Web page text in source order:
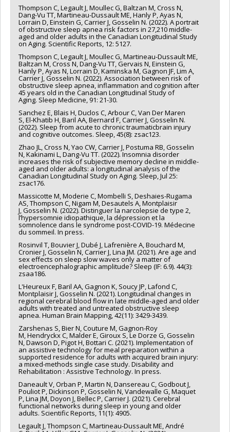
Thompson C, Legault J, Moullec G, Baltzan M, Cross N,
Dang-Vu TT, Martineau-Dussault ME, Hanly P, Ayas N,
Lorrain D, Einstein G, Carrier J, Gosselin N. (2022). A portrait
of obstructive sleep apnea risk factors in 27,210 middle-
aged and older adults in the Canadian Longitudinal Study
on Aging. Scientific Reports, 12: 5127.
Thompson C, Legault J, Moullec G, Martineau-Dussault ME,
Baltzan M, Cross N, Dang-Vu TT, Gervais N, Einstein G,
Hanly P, Ayas N, Lorrain D, Kaminska M, Gagnon JF, Lim A,
Carrier J, Gosselin N. (2022). Association between risk of
obstructive sleep apnea, inflammation and cognition after
45 years old in the Canadian Longitudinal Study of
Aging. Sleep Medicine, 91: 21-30.
Sanchez E, Blais H, Duclos C, Arbour C, Van Der Maren
S, El-Khatib H, Baril AA, Bernard F, Carrier J, Gosselin N.
(2022). Sleep from acute to chronic traumaticbrain injury
and cognitive outcomes. Sleep, 45(8): zsac123.
Zhao JL, Cross N, Yao CW, Carrier J, Postuma RB, Gosselin
N, Kakinami L, Dang-Vu TT. (2022). Insomnia disorder
increases the risk of subjective memory decline in middle-
aged and older adults: a longitudinal analysis of the
Canadian Longitudinal Study on Aging. Sleep, Jul 25:
zsac176.
Massicotte M, Moderie C, Mombelli S, Deshaies-Rugama
AS, Thompson C, Nigam M, Desautels A, Montplaisir
J, Gosselin N. (2022). Distinguer la narcolepsie de type 2,
l’hypersomnie idiopathique, la dépression et la
somnolence dans le syndrome post-COVID-19. Médecine
du sommeil. In press.
Rosinvil T, Bouvier J, Dubé J, Lafrenière A, Bouchard M,
Cronier J, Gosselin N, Carrier J, Lina JM. (2021). Are age and
sex effects on sleep slow waves only a matter of
electroencephalographic amplitude? Sleep (IF: 6.9). 44(3):
zsaa186.
L'Heureux F, Baril AA, Gagnon K, Soucy JP, Lafond C,
Montplaisir J, Gosselin N. (2021). Longitudinal changes in
regional cerebral blood flow in late middle-aged and older
adults with treated and untreated obstructive sleep
apnea. Human Brain Mapping, 42(11): 3429-3439.
Zarshenas S, Bier N, Couture M, Gagnon-Roy
M, Hendryckx C, Malder E, Giroux S, Le Dorze G, Gosselin
N, Dawson D, Pigot H, Bottari C. (2021). Implementation of
an assistive technology for meal preparation within a
supported residence for adults with acquired brain injury:
a mixed-methods single case study. Disability and
Rehabilitation : Assistive Technology. In press.
Daneault V, Orban P, Martin N, Dansereau C, Godbout J,
Pouliot P, Dickinson P, Gosselin N, Vandewalle G, Maquet
P, Lina JM, Doyon J, Bellec P, Carrier J. (2021). Cerebral
functional networks during sleep in young and older
adults. Scientific Reports, 11(1): 4905.
Legault J, Thompson C, Martineau-Dussault ME, André